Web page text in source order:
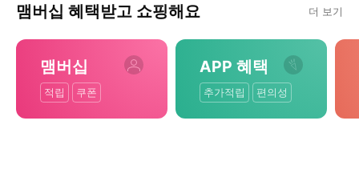
맴버십 혜택받고 쇼핑해요 더 보기
맴버십
적립 쿠폰
APP 혜택
추가적립 편의성